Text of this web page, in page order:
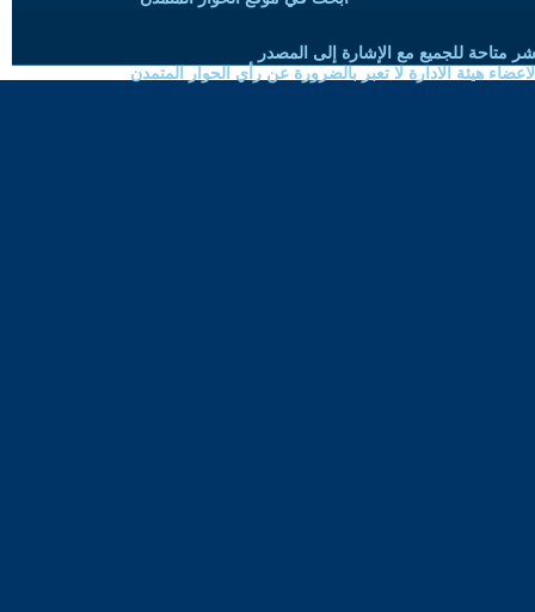
متاحة للجميع مع الإشارة إلى المصدر
هيئة الادارة لا تعبر بالضرورة عن رأي الحوار المتمدن